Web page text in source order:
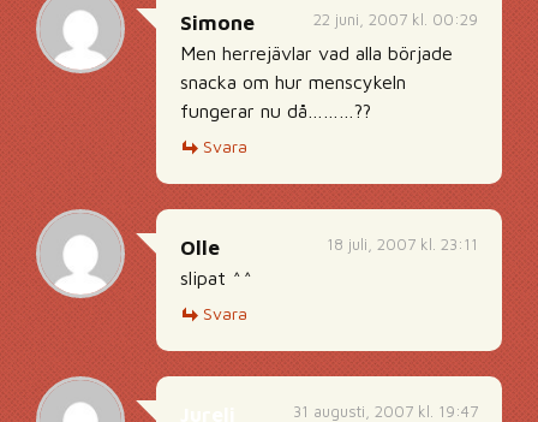
22 juni, 2007 kl. 00:29
Simone
Men herrejävlar vad alla började
snacka om hur menscykeln
fungerar nu då………??
Svara
18 juli, 2007 kl. 23:11
Olle
slipat ^^
Svara
31 augusti, 2007 kl. 19:47